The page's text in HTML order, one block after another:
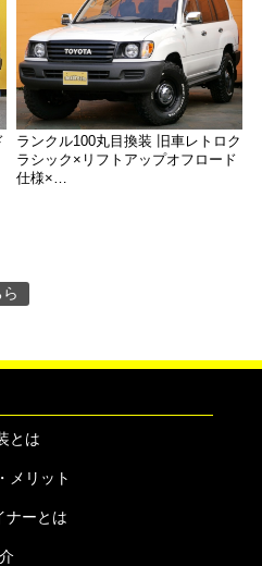
ランクル100丸目換装 旧車レトロク
ラシック×リフトアップオフロード
仕様×…
とは
メリット
ナーとは